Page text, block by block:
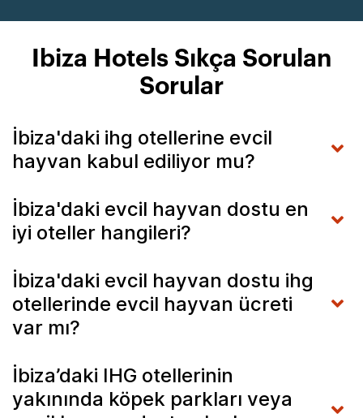
Ibiza Hotels Sıkça Sorulan
Sorular
İbiza'daki ihg otellerine evcil
hayvan kabul ediliyor mu?
İbiza'daki evcil hayvan dostu en
iyi oteller hangileri?
İbiza'daki evcil hayvan dostu ihg
otellerinde evcil hayvan ücreti
var mı?
İbiza’daki IHG otellerinin
yakınında köpek parkları veya